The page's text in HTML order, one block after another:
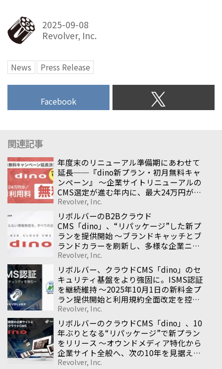
2025-09-08
Revolver, Inc.
News Press Release
Facebook
関連記事
年度末のリニューアル準備期にあわせて
延長──『dino新プラン・初月無料キャ
ンペーン』 〜企業サイトリニューアルの
CMS選定が進む年内に、最大24万円が無
料になる導入支援施策〜
Revolver, Inc.
リボルバーのB2Bクラウド
CMS「dino」、“リパッケージ”した新プ
ランを提供開始 〜ブランドキャッチとブ
ランドカラーを刷新し、多様な企業ニー
ズに応えるCMSへ〜
Revolver, Inc.
リボルバー、クラウドCMS「dino」のセ
キュリティ基盤をより強固に。ISMS認証
を継続維持 〜2025年10月1日の新料金プ
ラン提供開始と利用規約全面改定を控
え、企業サイト全般を支える安心の基盤
を整備〜
Revolver, Inc.
リボルバーのクラウドCMS「dino」、10
年ぶりとなる“リパッケージ”で新プラン
をリリース 〜オウンドメディア特化から
企業サイト全般へ、次の10年を見据えた
戦略転換〜
Revolver, Inc.